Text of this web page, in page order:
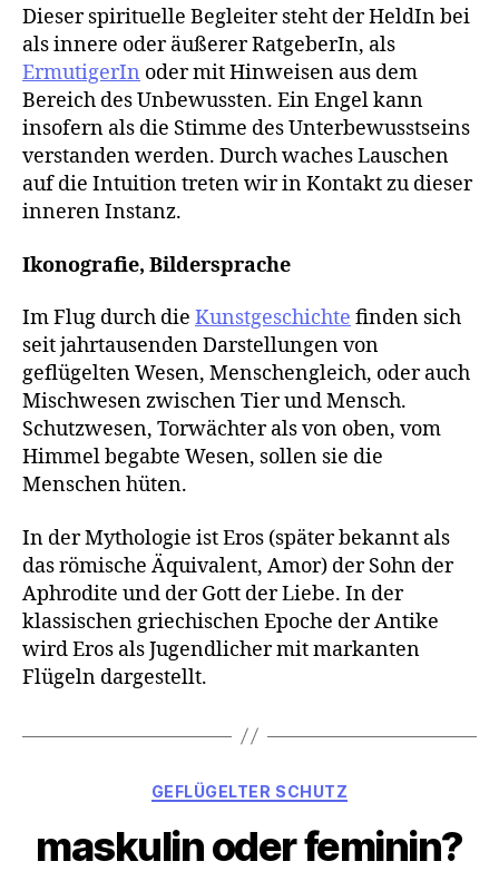
Dieser spirituelle Begleiter steht der HeldIn bei
als innere oder äußerer RatgeberIn, als
ErmutigerIn oder mit Hinweisen aus dem
Bereich des Unbewussten. Ein Engel kann
insofern als die Stimme des Unterbewusstseins
verstanden werden. Durch waches Lauschen
auf die Intuition treten wir in Kontakt zu dieser
inneren Instanz.
Ikonografie, Bildersprache
Im Flug durch die Kunstgeschichte finden sich
seit jahrtausenden Darstellungen von
geflügelten Wesen, Menschengleich, oder auch
Mischwesen zwischen Tier und Mensch.
Schutzwesen, Torwächter als von oben, vom
Himmel begabte Wesen, sollen sie die
Menschen hüten.
In der Mythologie ist Eros (später bekannt als
das römische Äquivalent, Amor) der Sohn der
Aphrodite und der Gott der Liebe. In der
klassischen griechischen Epoche der Antike
wird Eros als Jugendlicher mit markanten
Flügeln dargestellt.
Categories
GEFLÜGELTER SCHUTZ
maskulin oder feminin?